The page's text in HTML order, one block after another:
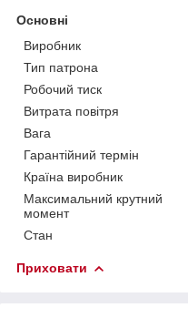
Основні
Виробник
Тип патрона
Робочий тиск
Витрата повітря
Вага
Гарантійний термін
Країна виробник
Максимальний крутний
момент
Стан
Приховати